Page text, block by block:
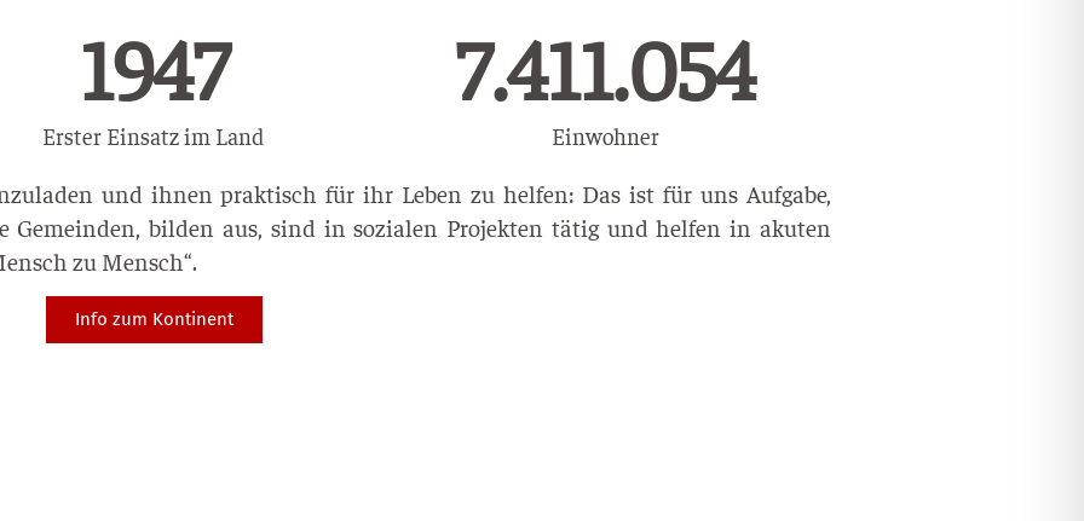
Erster Einsatz im Land
1989
Einwohner
15.174.496
und ihnen praktisch für ihr Leben zu helfen: Das ist für uns Aufgabe,
bilden aus, sind in sozialen Projekten tätig und helfen in akuten
zu Mensch“.
Info zum Kontinent